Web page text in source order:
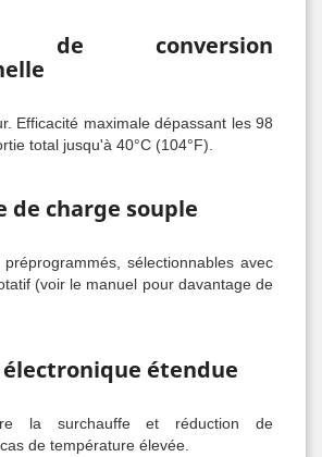
de conversion
Efficacité maximale dépassant les 98
total jusqu'à 40°C (104°F).
de charge souple
sélectionnables avec
(voir le manuel pour davantage de
étendue
la surchauffe et réduction de
de température élevée.